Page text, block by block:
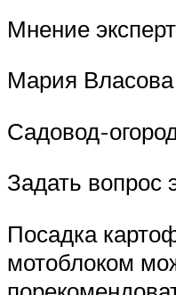
Мнение
Мария Власова
Садовод-
Задать вопрос
Посадка
мотоблоком